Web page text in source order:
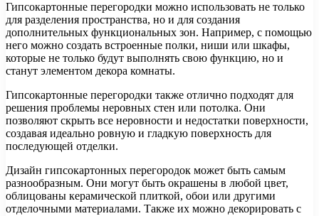
Гипсокартонные перегородки можно использовать не только
для разделения пространства, но и для создания
дополнительных функциональных зон. Например, с помощью
него можно создать встроенные полки, ниши или шкафы,
которые не только будут выполнять свою функцию, но и
станут элементом декора комнаты.
Гипсокартонные перегородки также отлично подходят для
решения проблемы неровных стен или потолка. Они
позволяют скрыть все неровности и недостатки поверхности,
создавая идеально ровную и гладкую поверхность для
последующей отделки.
Дизайн гипсокартонных перегородок может быть самым
разнообразным. Они могут быть окрашены в любой цвет,
облицованы керамической плиткой, обои или другими
отделочными материалами. Также их можно декорировать с